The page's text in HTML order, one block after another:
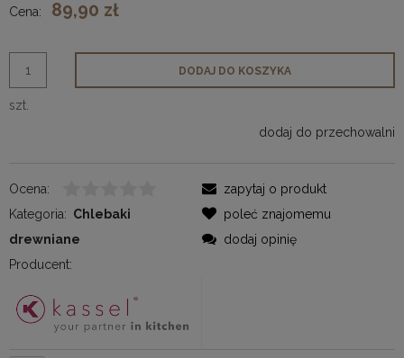
Cena: 89,90 zł
szt.
DODAJ DO KOSZYKA
dodaj do przechowalni
Ocena:
Kategoria: Chlebaki
drewniane
Producent:
zapytaj o produkt
poleć znajomemu
dodaj opinię